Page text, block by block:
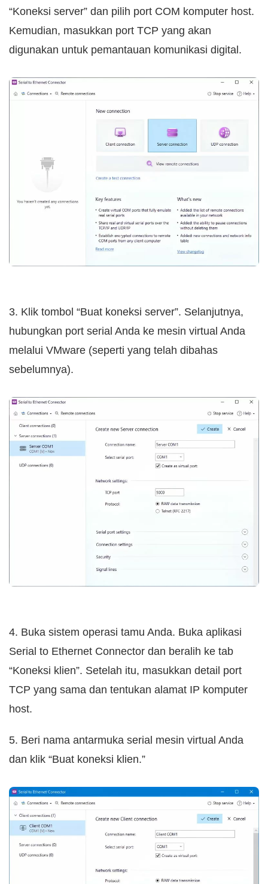
“Koneksi server” dan pilih port COM komputer host.
Kemudian, masukkan port TCP yang akan
digunakan untuk pemantauan komunikasi digital.
3. Klik tombol “Buat koneksi server”. Selanjutnya,
hubungkan port serial Anda ke mesin virtual Anda
melalui VMware (seperti yang telah dibahas
sebelumnya).
4. Buka sistem operasi tamu Anda. Buka aplikasi
Serial to Ethernet Connector dan beralih ke tab
“Koneksi klien”. Setelah itu, masukkan detail port
TCP yang sama dan tentukan alamat IP komputer
host.
5. Beri nama antarmuka serial mesin virtual Anda
dan klik “Buat koneksi klien.”